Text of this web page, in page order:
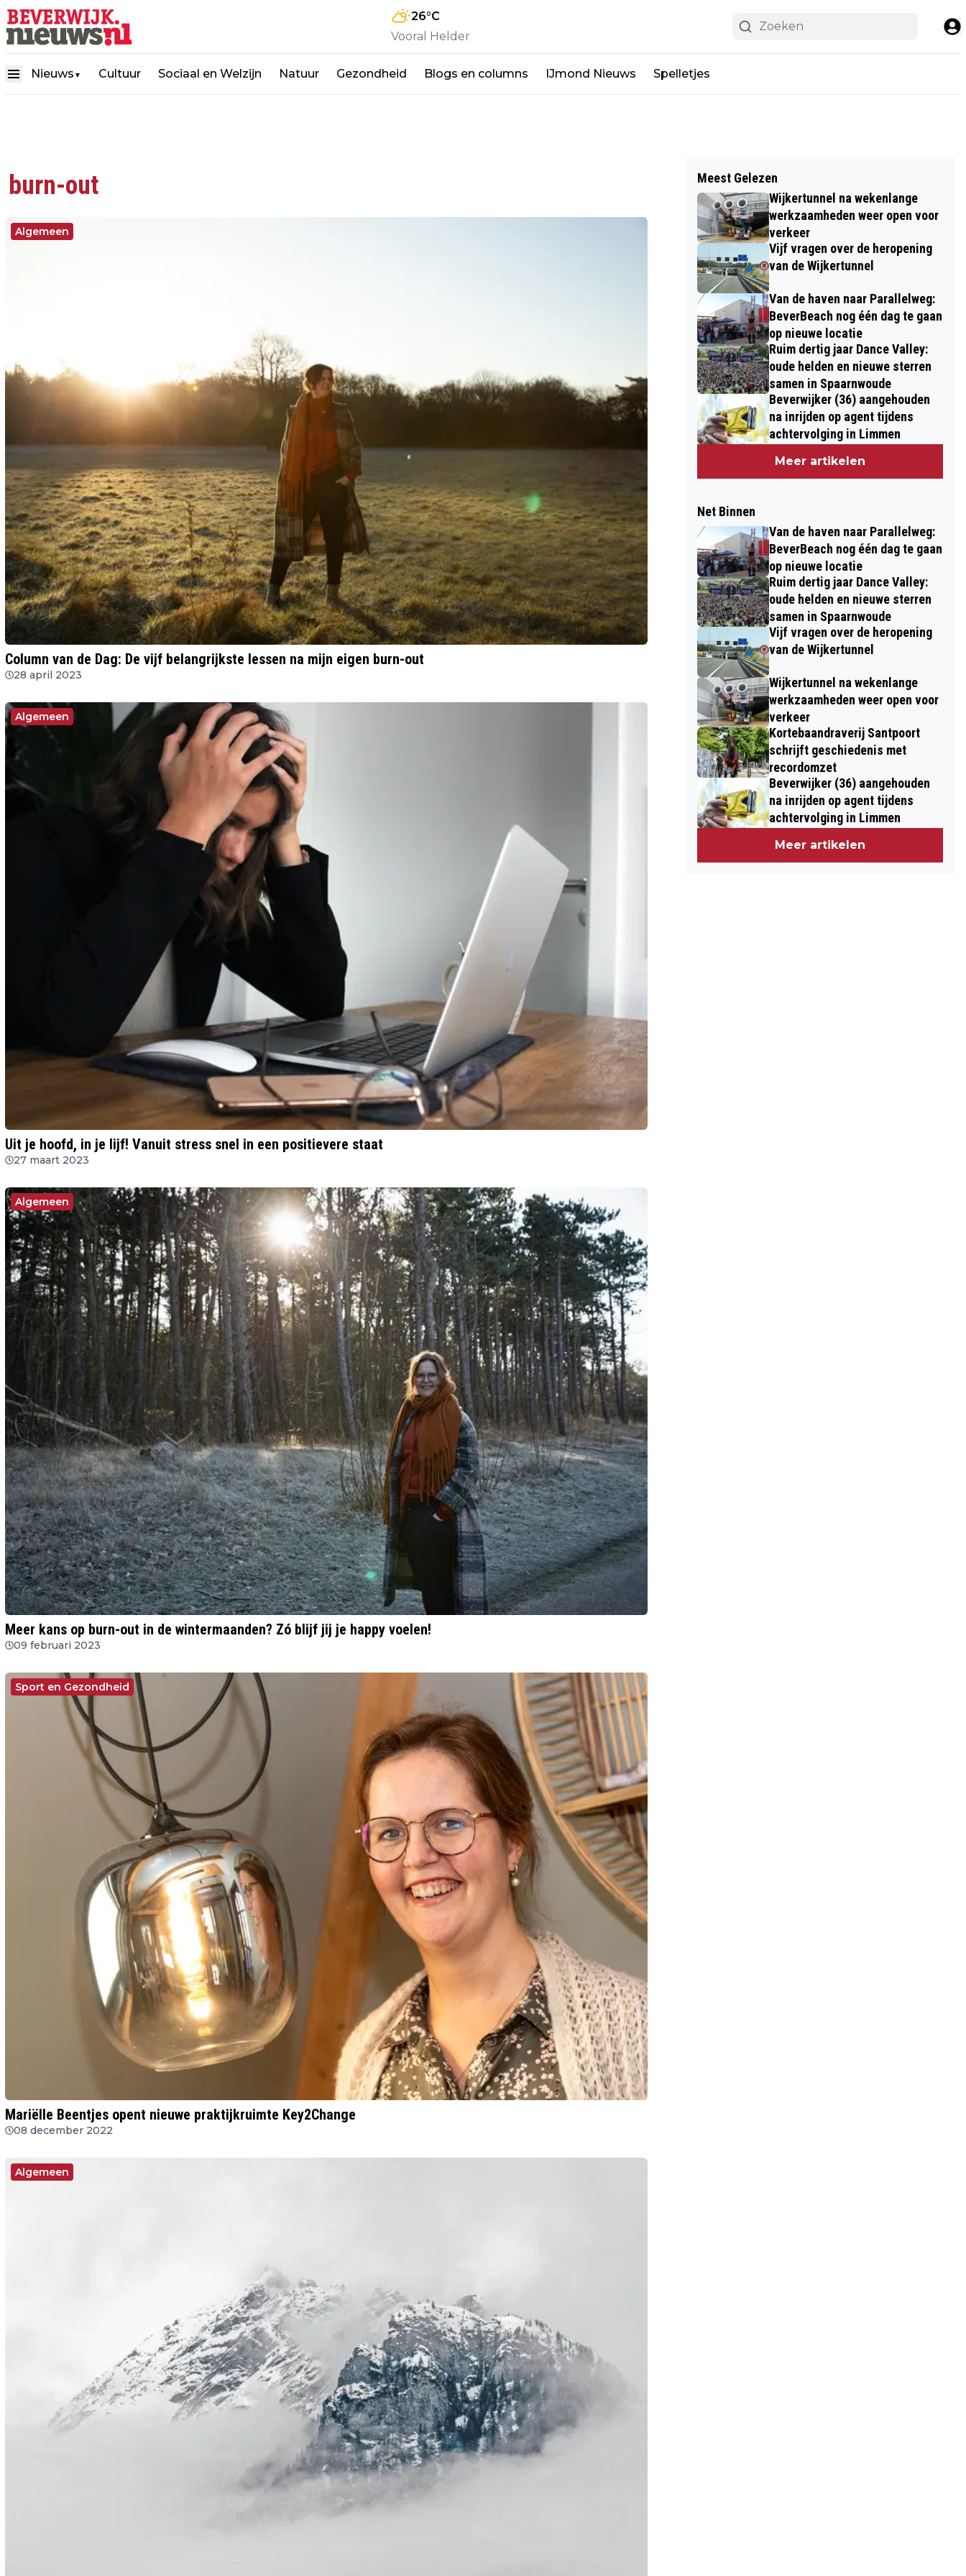
26°C
Vooral Helder
Nieuws ▼ Cultuur Sociaal en Welzijn Natuur Gezondheid Blogs en columns IJmond Nieuws Spelletjes
burn-out
Algemeen
Column van de Dag: De vijf belangrijkste lessen na mijn eigen burn-out
28 april 2023
Algemeen
Uit je hoofd, in je lijf! Vanuit stress snel in een positievere staat
27 maart 2023
Algemeen
Meer kans op burn-out in de wintermaanden? Zó blijf jij je happy voelen!
09 februari 2023
Sport en Gezondheid
Mariëlle Beentjes opent nieuwe praktijkruimte Key2Change
08 december 2022
Algemeen
Meest Gelezen
Wijkertunnel na wekenlange
werkzaamheden weer open voor
verkeer
Vijf vragen over de heropening
van de Wijkertunnel
Van de haven naar Parallelweg:
BeverBeach nog één dag te gaan
op nieuwe locatie
Ruim dertig jaar Dance Valley:
oude helden en nieuwe sterren
samen in Spaarnwoude
Beverwijker (36) aangehouden
na inrijden op agent tijdens
achtervolging in Limmen
Meer artikelen
Net Binnen
Van de haven naar Parallelweg:
BeverBeach nog één dag te gaan
op nieuwe locatie
Ruim dertig jaar Dance Valley:
oude helden en nieuwe sterren
samen in Spaarnwoude
Vijf vragen over de heropening
van de Wijkertunnel
Wijkertunnel na wekenlange
werkzaamheden weer open voor
verkeer
Kortebaandraverij Santpoort
schrijft geschiedenis met
recordomzet
Beverwijker (36) aangehouden
na inrijden op agent tijdens
achtervolging in Limmen
Meer artikelen